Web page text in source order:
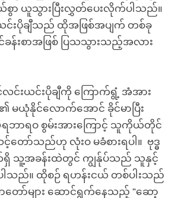
စွာ ယူသွားပြီးလွှတ်ပေးလိုက်ပါသည်။
းပိုချီသည် ထိုအဖြစ်အပျက် တစ်ခု
န်းစာအဖြစ် ပြသသွားသည့်အလား
င်းယင်းပိုချီကို ကြောက်ရွံ့ အံအား
ယုံနိုင်လောက်အောင် ခိုင်မာပြီး
ဘာရဝ စွမ်းအားကြောင့် သူကိုယ်တိုင်
ော်သည်ဟု လုံးဝ မခံစားရပါ။ ဗုဒ္ဓ
က်ရှိ သူ့အခန်းထဲတွင် ကျွန်ုပ်သည် သူနှင့်
သည်။ ထိုစဉ် ရဟန်းငယ် တစ်ပါးသည်
ာ်များ ဆောင်ရွက်နေသည့် “ဆော့